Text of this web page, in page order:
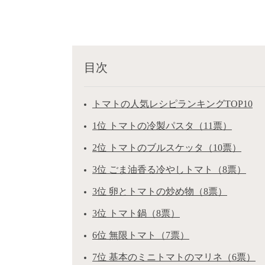
目次
トマトの人気レシピランキングTOP10
1位 トマトの冷製パスタ（11票）
2位 トマトのブルスケッタ（10票）
3位 ごま油香る冷やしトマト（8票）
3位 卵とトマトの炒め物（8票）
3位 トマト鍋（8票）
6位 無限トマト（7票）
7位 基本のミニトマトのマリネ（6票）